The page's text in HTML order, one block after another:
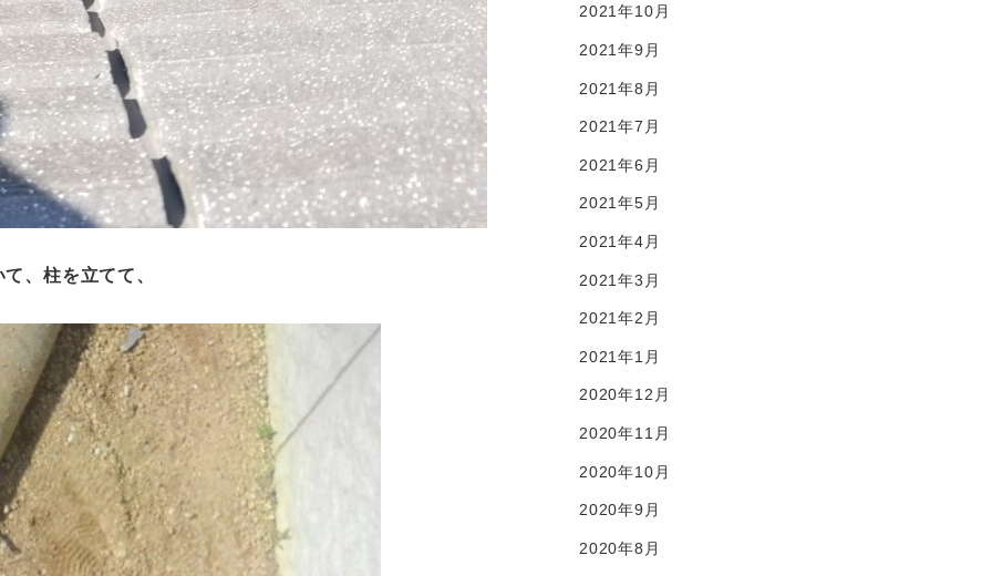
て、柱を立てて、
2021年10月
2021年9月
2021年8月
2021年7月
2021年6月
2021年5月
2021年4月
2021年3月
2021年2月
2021年1月
2020年12月
2020年11月
2020年10月
2020年9月
2020年8月